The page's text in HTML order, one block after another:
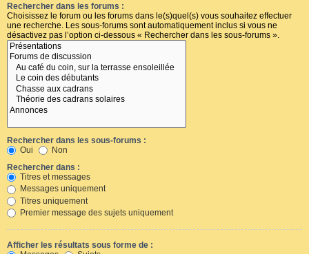
Rechercher dans les forums :
Choisissez le forum ou les forums dans le(s)quel(s) vous souhaitez effectuer
une recherche. Les sous-forums sont automatiquement inclus si vous ne
désactivez pas l’option ci-dessous « Rechercher dans les sous-forums ».
Rechercher dans les sous-forums :
Oui
Non
Rechercher dans :
Titres et messages
Messages uniquement
Titres uniquement
Premier message des sujets uniquement
Afficher les résultats sous forme de :